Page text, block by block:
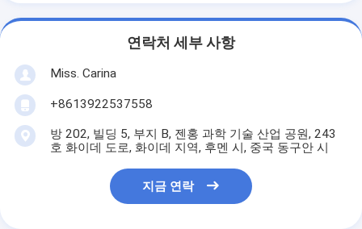
연락처 세부 사항
Miss. Carina
+8613922537558
방 202, 빌딩 5, 부지 B, 젠홍 과학 기술 산업 공원, 243
호 화이데 도로, 화이데 지역, 후멘 시, 중국 동구안 시
지금 연락